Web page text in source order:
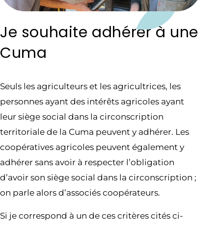
Je souhaite adhérer à une
Cuma
Seuls les agriculteurs et les agricultrices, les
personnes ayant des intérêts agricoles ayant
leur siège social dans la circonscription
territoriale de la Cuma peuvent y adhérer. Les
coopératives agricoles peuvent également y
adhérer sans avoir à respecter l’obligation
d’avoir son siège social dans la circonscription ;
on parle alors d’associés coopérateurs.
Si je correspond à un de ces critères cités ci-